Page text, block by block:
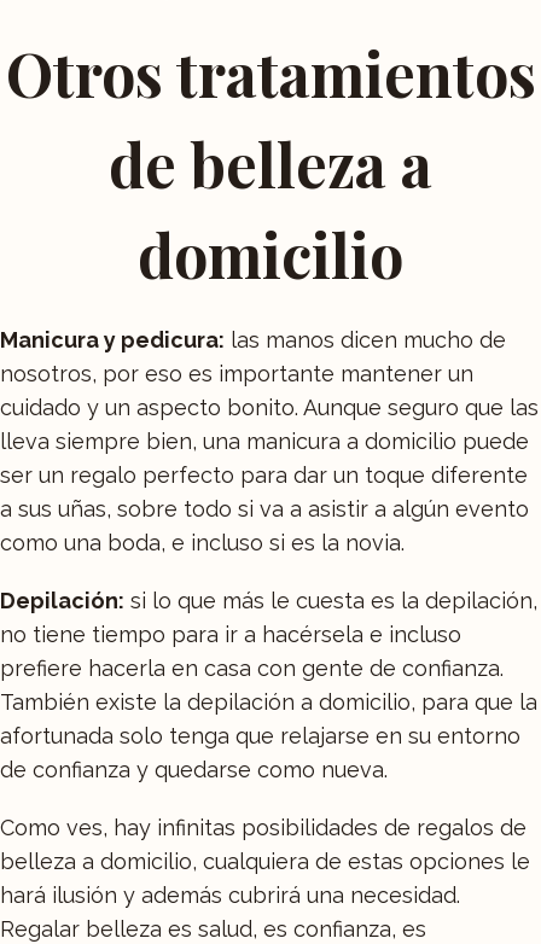
Otros tratamientos
de belleza a
domicilio
Manicura y pedicura: las manos dicen mucho de
nosotros, por eso es importante mantener un
cuidado y un aspecto bonito. Aunque seguro que las
lleva siempre bien, una manicura a domicilio puede
ser un regalo perfecto para dar un toque diferente
a sus uñas, sobre todo si va a asistir a algún evento
como una boda, e incluso si es la novia.
Depilación: si lo que más le cuesta es la depilación,
no tiene tiempo para ir a hacérsela e incluso
prefiere hacerla en casa con gente de confianza.
También existe la depilación a domicilio, para que la
afortunada solo tenga que relajarse en su entorno
de confianza y quedarse como nueva.
Como ves, hay infinitas posibilidades de regalos de
belleza a domicilio, cualquiera de estas opciones le
hará ilusión y además cubrirá una necesidad.
Regalar belleza es salud, es confianza, es